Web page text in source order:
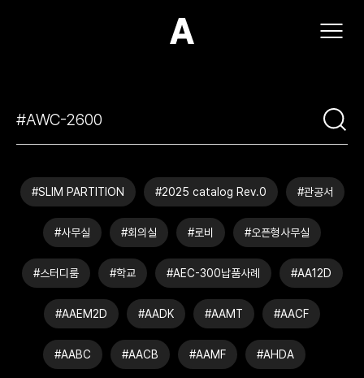
(주)아모스아인스가구
#SLIM PARTITION #2025 catalog Rev.0 #관공서
#사무실 #회의실 #로비 #오픈형사무실
#스터디룸 #학교 #AEC-300납품사례 #AA12D
#AAEM2D #AADK #AAMT #AACF
#AABC #AACB #AAMF #AHDA